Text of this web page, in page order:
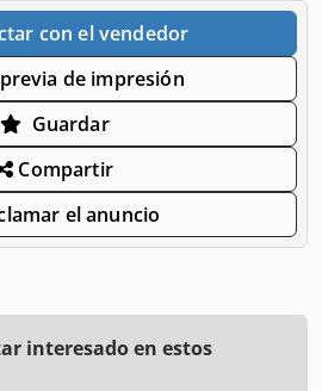
con el vendedor
de impresión
Guardar
Compartir
el anuncio
interesado en estos